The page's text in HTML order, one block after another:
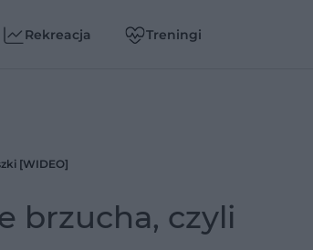
Rekreacja Treningi
[WIDEO]
brzucha, czyli